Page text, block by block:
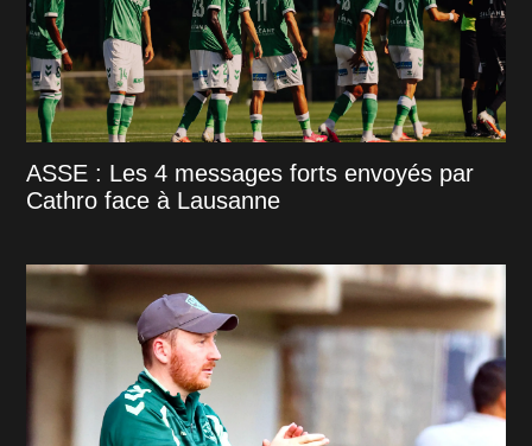
ASSE : Les 4 messages forts envoyés par
Cathro face à Lausanne